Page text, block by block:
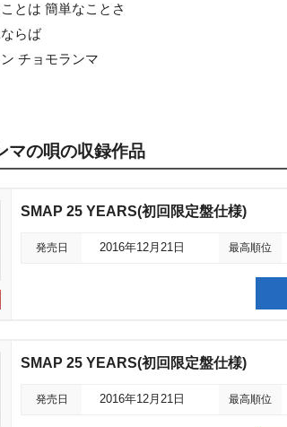
とは 簡単なことさ
らば
チョモランマ
マの唄の収録作品
SMAP 25 YEARS(初回限定盤仕様)
発売日 2016年12月21日 最高順位
SMAP 25 YEARS(初回限定盤仕様)
発売日 2016年12月21日 最高順位